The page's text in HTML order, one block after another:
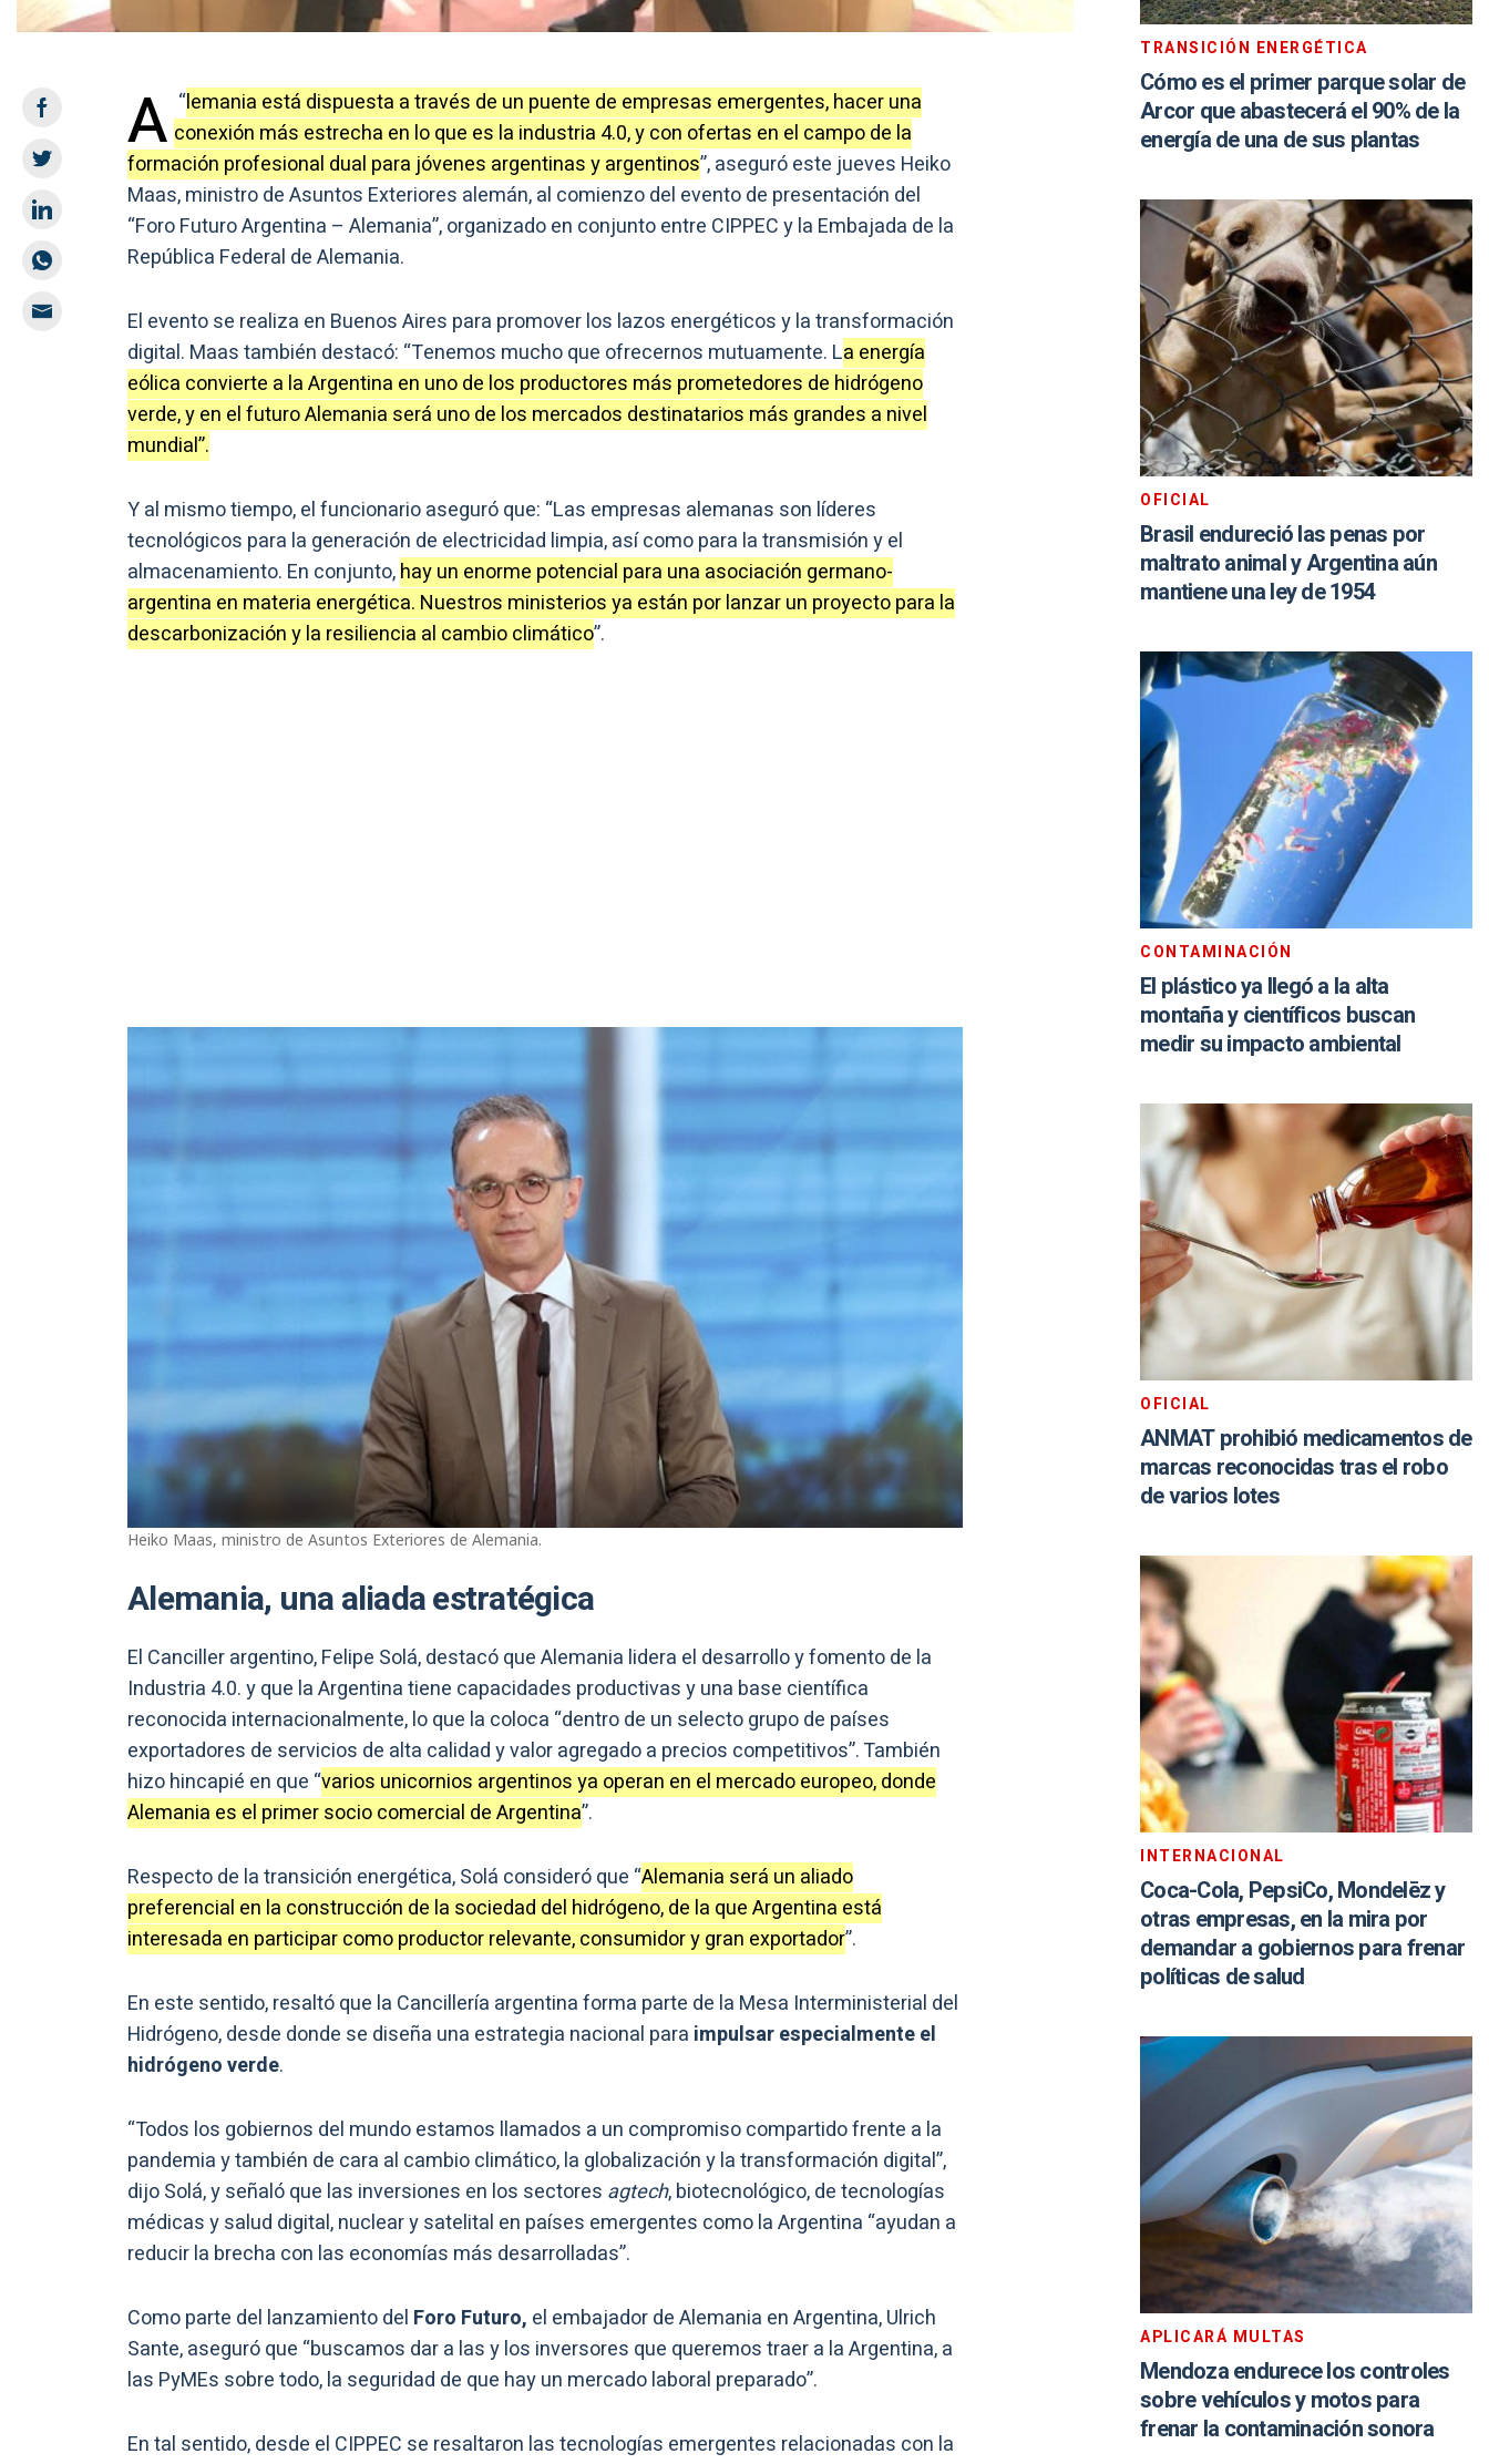
“
A
lemania está dispuesta a través de un puente de empresas emergentes, hacer una
conexión más estrecha en lo que es la industria 4.0, y con ofertas en el campo de la
formación profesional dual para jóvenes argentinas y argentinos”, aseguró este jueves Heiko
Maas, ministro de Asuntos Exteriores alemán, al comienzo del evento de presentación del
“Foro Futuro Argentina – Alemania”, organizado en conjunto entre CIPPEC y la Embajada de la
República Federal de Alemania.
El evento se realiza en Buenos Aires para promover los lazos energéticos y la transformación
digital. Maas también destacó: “Tenemos mucho que ofrecernos mutuamente. La energía
eólica convierte a la Argentina en uno de los productores más prometedores de hidrógeno
verde, y en el futuro Alemania será uno de los mercados destinatarios más grandes a nivel
mundial”.
Y al mismo tiempo, el funcionario aseguró que: “Las empresas alemanas son líderes
tecnológicos para la generación de electricidad limpia, así como para la transmisión y el
almacenamiento. En conjunto,hay un enorme potencial para una asociación germano-
argentina en materia energética. Nuestros ministerios ya están por lanzar un proyecto para la
descarbonización y la resiliencia al cambio climático”.
Heiko Maas, ministro de Asuntos Exteriores de Alemania.
Alemania, una aliada estratégica
El Canciller argentino, Felipe Solá, destacó que Alemania lidera el desarrollo y fomento de la
Industria 4.0. y que la Argentina tiene capacidades productivas y una base científica
reconocida internacionalmente, lo que la coloca “dentro de un selecto grupo de países
exportadores de servicios de alta calidad y valor agregado a precios competitivos”. También
hizo hincapié en que “varios unicornios argentinos ya operan en el mercado europeo, donde
Alemania es el primer socio comercial de Argentina”.
Respecto de la transición energética, Solá consideró que “Alemania será un aliado
preferencial en la construcción de la sociedad del hidrógeno, de la que Argentina está
interesada en participar como productor relevante, consumidor y gran exportador”.
En este sentido, resaltó que la Cancillería argentina forma parte de la Mesa Interministerial del
Hidrógeno, desde donde se diseña una estrategia nacional para impulsar especialmente el
hidrógeno verde.
“Todos los gobiernos del mundo estamos llamados a un compromiso compartido frente a la
pandemia y también de cara al cambio climático, la globalización y la transformación digital”,
dijo Solá, y señaló que las inversiones en los sectores agtech, biotecnológico, de tecnologías
médicas y salud digital, nuclear y satelital en países emergentes como la Argentina “ayudan a
reducir la brecha con las economías más desarrolladas”.
Como parte del lanzamiento del Foro Futuro, el embajador de Alemania en Argentina, Ulrich
Sante, aseguró que “buscamos dar a las y los inversores que queremos traer a la Argentina, a
las PyMEs sobre todo, la seguridad de que hay un mercado laboral preparado”.
En tal sentido, desde el CIPPEC se resaltaron las tecnologías emergentes relacionadas con la
TRANSICIÓN ENERGÉTICA
Cómo es el primer parque solar de
Arcor que abastecerá el 90% de la
energía de una de sus plantas
OFICIAL
Brasil endureció las penas por
maltrato animal y Argentina aún
mantiene una ley de 1954
CONTAMINACIÓN
El plástico ya llegó a la alta
montaña y científicos buscan
medir su impacto ambiental
OFICIAL
ANMAT prohibió medicamentos de
marcas reconocidas tras el robo
de varios lotes
INTERNACIONAL
Coca-Cola, PepsiCo, Mondelēz y
otras empresas, en la mira por
demandar a gobiernos para frenar
políticas de salud
APLICARÁ MULTAS
Mendoza endurece los controles
sobre vehículos y motos para
frenar la contaminación sonora